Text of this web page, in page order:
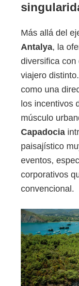
Más allá del
Antalya, la
diversifica con
viajero distinto.
como una
los incentivos
músculo
Capadocia
paisajístico
eventos,
corporativos
convencional.